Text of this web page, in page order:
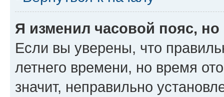
Я изменил часовой пояс,
Если вы уверены, что
летнего времени, но время
значит, неправильно